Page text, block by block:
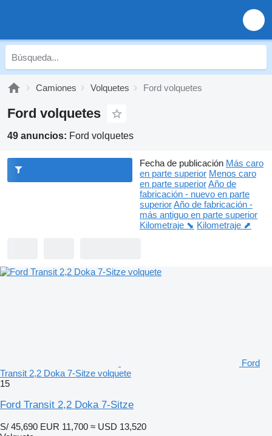
Camiones Volquetes Ford volquetes
Ford volquetes
49 anuncios: Ford volquetes
Fecha de publicación Más caro
en parte superior Menos caro
en parte superiorAño de
fabricación - nuevo en parte
superiorAño de fabricación -
más antiguo en parte superior
Kilometraje ⬊ Kilometraje ⬈
Ford
Transit 2,2 Doka 7-Sitze volquete
15
Ford Transit 2,2 Doka 7-Sitze
S/ 45,690 EUR 11,700 ≈ USD 13,520